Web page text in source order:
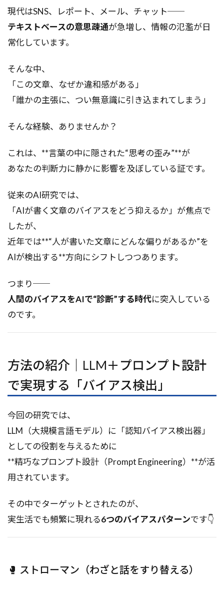
現代はSNS、レポート、メール、チャット──
テキストベースの意思疎通が急増し、情報の氾濫が日
常化しています。
そんな中、
「この文章、なぜか違和感がある」
「誰かの主張に、つい無意識に引き込まれてしまう」
そんな経験、ありませんか？
これは、**言葉の中に隠された“思考の歪み”**が
あなたの判断力に静かに影響を及ぼしている証です。
従来のAI研究では、
「AIが書く文章のバイアスをどう抑えるか」が焦点で
したが、
近年では**“人が書いた文章にどんな偏りがあるか”を
AIが検出する**方向にシフトしつつあります。
つまり──
人間のバイアスをAIで“診断”する時代に突入している
のです。
方法の紹介｜LLM＋プロンプト設計
で実現する「バイアス検出」
今回の研究では、
LLM（大規模言語モデル）に「認知バイアス検出器」
としての役割を与えるために
**精巧なプロンプト設計（Prompt Engineering）**が活
用されています。
その中でターゲットとされたのが、
実生活でも頻繁に現れる6つのバイアスパターンです👇
🥊 ストローマン（わざと話をすり替える）